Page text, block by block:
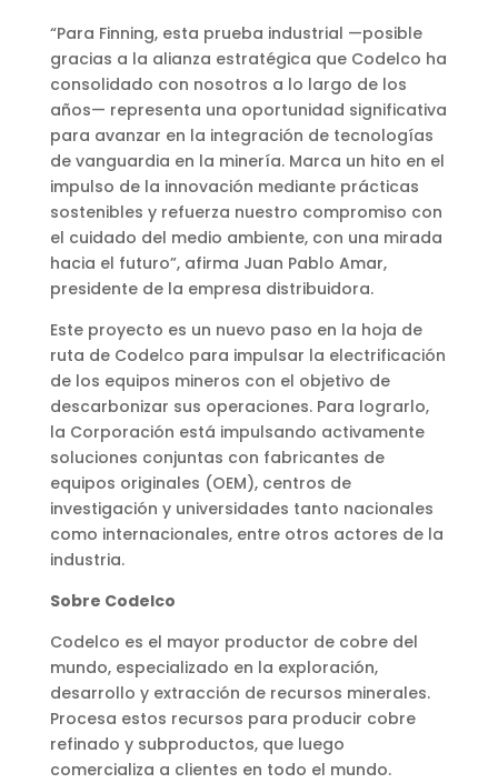
“Para Finning, esta prueba industrial —posible
gracias a la alianza estratégica que Codelco ha
consolidado con nosotros a lo largo de los
años— representa una oportunidad significativa
para avanzar en la integración de tecnologías
de vanguardia en la minería. Marca un hito en el
impulso de la innovación mediante prácticas
sostenibles y refuerza nuestro compromiso con
el cuidado del medio ambiente, con una mirada
hacia el futuro”, afirma Juan Pablo Amar,
presidente de la empresa distribuidora.
Este proyecto es un nuevo paso en la hoja de
ruta de Codelco para impulsar la electrificación
de los equipos mineros con el objetivo de
descarbonizar sus operaciones. Para lograrlo,
la Corporación está impulsando activamente
soluciones conjuntas con fabricantes de
equipos originales (OEM), centros de
investigación y universidades tanto nacionales
como internacionales, entre otros actores de la
industria.
Sobre Codelco
Codelco es el mayor productor de cobre del
mundo, especializado en la exploración,
desarrollo y extracción de recursos minerales.
Procesa estos recursos para producir cobre
refinado y subproductos, que luego
comercializa a clientes en todo el mundo.